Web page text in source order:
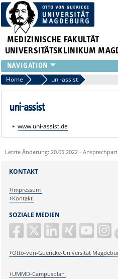
MEDIZINISCHE FAKULTÄT
UNIVERSITÄTSKLINIKUM
INSTITUTE
KLINIKEN
ZENTRALE EINRICHTUNGEN
PRESSE
INTERNATIONAL
Home Bewerbungsverfahren
uni-assist
uni-assist
www.uni-assist.de
Letzte Änderung: 20.05.2022 -
SOZIALE MEDIEN
Otto-von-Guericke-Universität
KONTAKT
Impressum
Kontakt
UMMD-Campusplan